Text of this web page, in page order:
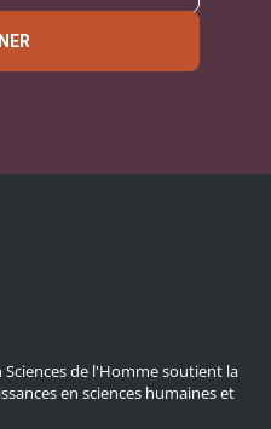
de l'Homme soutient la
en sciences humaines et